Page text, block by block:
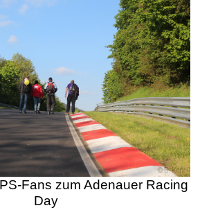
Fans zum Adenauer Racing
Day